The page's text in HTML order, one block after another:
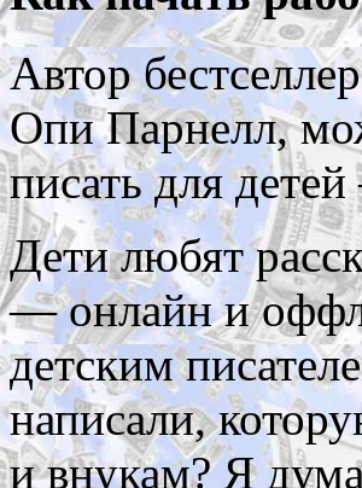
Автор
Опи Парнелл,
писать для
Дети любят
— онлайн и
детским
написали,
и внукам? Я